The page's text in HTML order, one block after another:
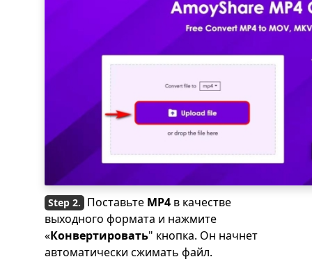
Поставьте MP4 в качестве
выходного формата и нажмите
«Конвертировать" кнопка. Он начнет
автоматически сжимать файл.